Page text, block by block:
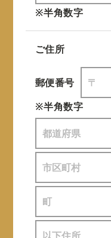
※半角数字
ご住所
郵便番号
※半角数字